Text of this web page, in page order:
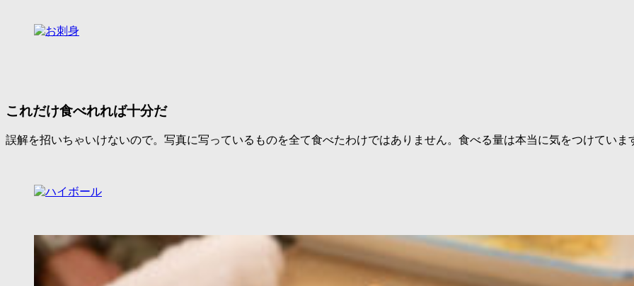
これだけ食べれれば十分だ
誤解を招いちゃいけないので。写真に写っているものを全て食べたわけではありません。食べる量は本当に気をつけていま